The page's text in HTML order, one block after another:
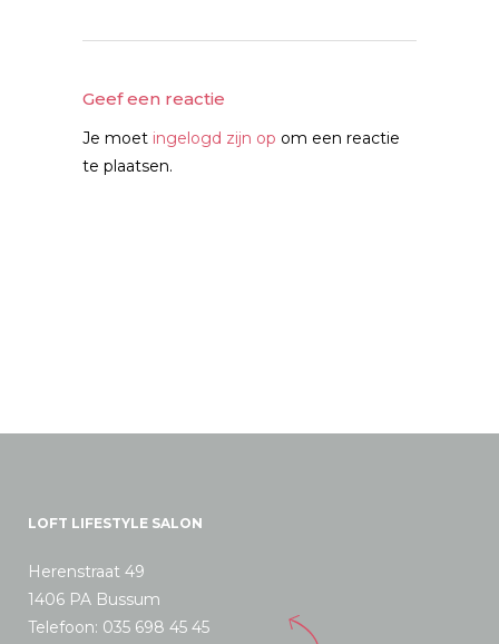
Geef een reactie
Je moet ingelogd zijn op om een reactie
te plaatsen.
LOFT LIFESTYLE SALON
Herenstraat 49
1406 PA Bussum
Telefoon: 035 698 45 45